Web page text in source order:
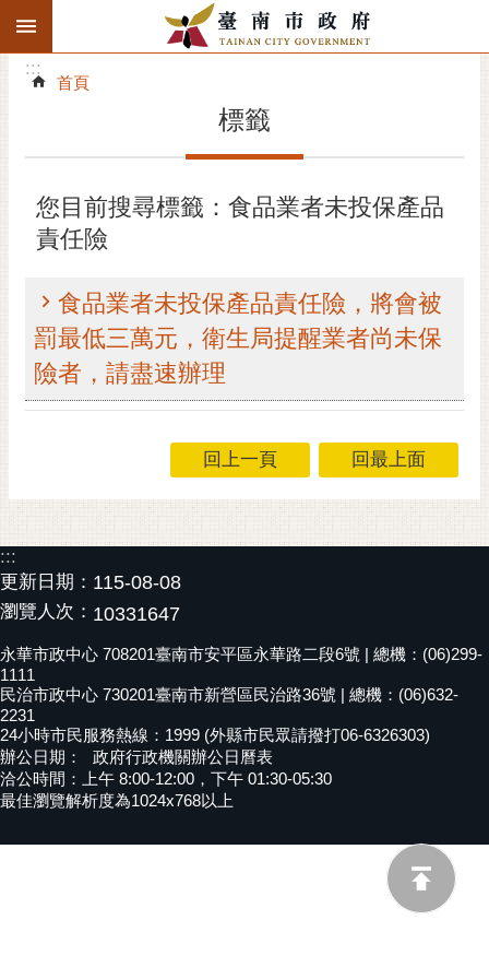
跳到主要內容區塊
搜
階
精彩府城
市府動態
市府團隊
主題服務
市政資訊
黃
偉
哲
螢
花
泉
桐
花
祭
:::
:::
首頁
標籤
您目前搜尋標籤：食品業者未投保產品
責任險
食品業者未投保產品責任險，將會被
罰最低三萬元，衛生局提醒業者尚未保
險者，請盡速辦理
回上一頁 回最上面
:::
更新日期： 115-08-08
瀏覽人次： 10331647
永華市政中心 708201臺南市安平區永華路二段6號 | 總機：(06)299-
1111
民治市政中心 730201臺南市新營區民治路36號 | 總機：(06)632-
2231
24小時市民服務熱線：1999 (外縣市民眾請撥打06-6326303)
辦公日期：
政府行政機關辦公日曆表
洽公時間：上午 8:00-12:00，下午 01:30-05:30
最佳瀏覽解析度為1024x768以上